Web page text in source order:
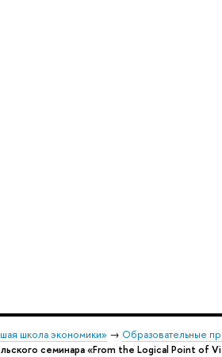
школа экономики» → Образовательные
семинара «From the Logical Point of